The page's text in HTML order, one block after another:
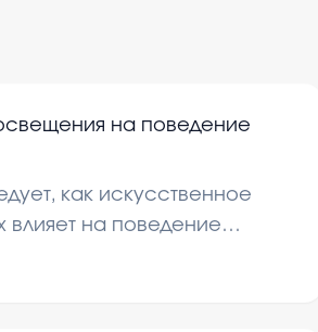
на поведение
как искусственное
на поведение
важно, потому что